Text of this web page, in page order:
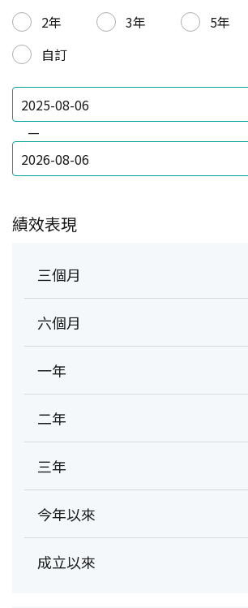
2年
3年 5年
自訂
—
績效表現
三個月
六個月
一年
二年
三年
今年以來
成立以來